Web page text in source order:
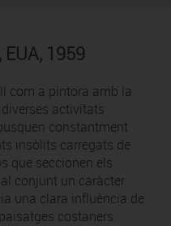
1959
com a pintora amb la
activitats
constantment
insòlits carregats de
que seccionen els
conjunt un caràcter
una clara influència de
costaners.